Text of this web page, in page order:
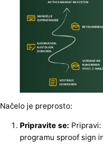
Načelo je preprosto:
Pripravite se:
programu sproof sign